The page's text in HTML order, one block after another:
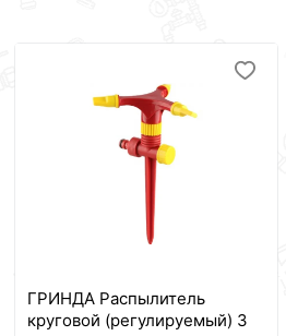
ГРИНДА Распылитель
круговой (регулируемый) 3